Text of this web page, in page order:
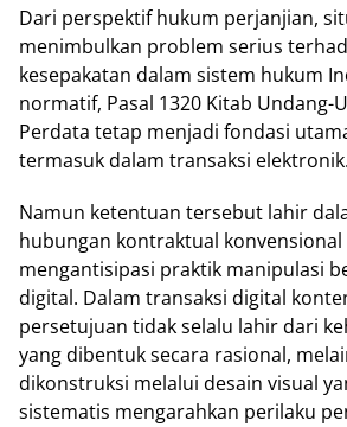
Dari perspektif hukum perjanjian,
menimbulkan problem serius
kesepakatan dalam sistem hukum
normatif, Pasal 1320 Kitab Undang-
Perdata tetap menjadi fondasi
termasuk dalam transaksi elektronik.
Namun ketentuan tersebut lahir
hubungan kontraktual konvensional
mengantisipasi praktik manipulasi
digital. Dalam transaksi digital
persetujuan tidak selalu lahir dari
yang dibentuk secara rasional,
dikonstruksi melalui desain visual
sistematis mengarahkan perilaku